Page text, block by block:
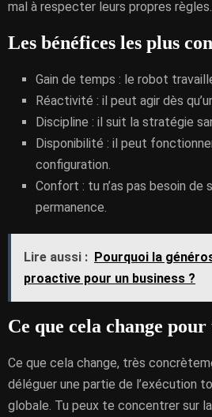
mal à respecter leurs propres règles.
Les bénéfices les plus
Gain de temps : le robot
Réactivité : il peut agir dès
Discipline : il suit la stratégie
Disponibilité : il peut
configuration.
Confort : tu n’as pas besoin de
permanence.
Lire aussi : Pourquoi la
proactive pour un business ?
Ce que cela change
Ce que cela change, très
déléguer une partie de l’exécution
globale. Tu peux te concentrer sur